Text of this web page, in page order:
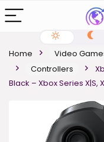
Home Video
Controllers
Black – Xbox Series